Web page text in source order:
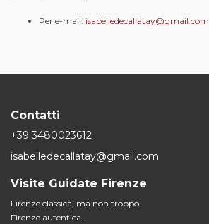
Per e-mail: isabelledecallatay@gmail.com
Contatti
+39 3480023612
isabelledecallatay@gmail.com
Visite Guidate Firenze
Firenze classica, ma non troppo
Firenze autentica